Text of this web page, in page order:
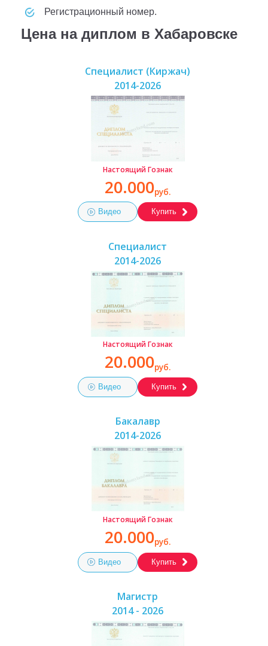
регистрационный номер.
Цена на диплом в Хабаровске
Специалист (Киржач)
2014-2026
Настоящий Гознак
20.000руб.
Видео Купить
Специалист
2014-2026
Настоящий Гознак
20.000руб.
Видео Купить
Бакалавр
2014-2026
Настоящий Гознак
20.000руб.
Видео Купить
Магистр
2014 - 2026